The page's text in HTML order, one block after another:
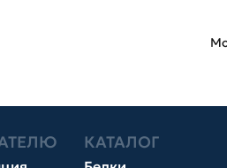
КАТАЛОГ